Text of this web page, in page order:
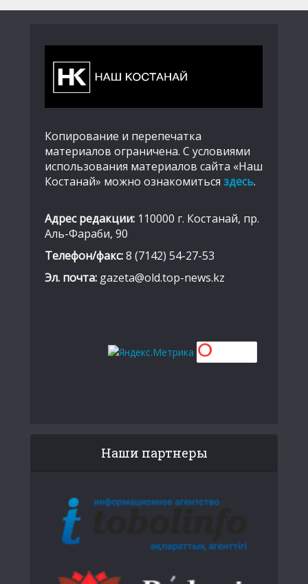
Копирование и перепечатка
материалов ограничена. С условиями
использования материалов сайта «Наш
Костанай» можно ознакомиться здесь.
Адрес редакции: 110000 г. Костанай, пр.
Аль-Фараби, 90
Телефон/факс:8 (7142) 54-27-53
Эл. почта: gazeta@old.top-news.kz
Наши партнеры